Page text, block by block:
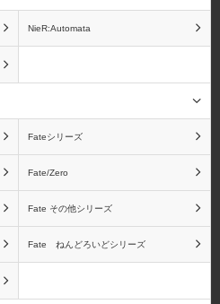
フリーザ
NieR:Automata
Fateシリーズ
Fate/Zero
Fate その他シリーズ
Fate ねんどろいどシリーズ